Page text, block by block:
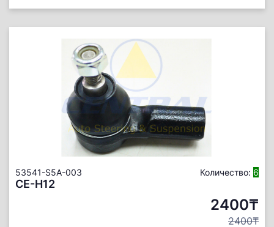
53541-S5A-003 Количество: 6
CE-H12
2400₸
2400₸